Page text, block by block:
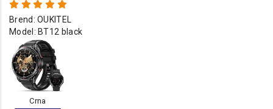
Brend:OUKITEL
Model: BT12 black
Crna